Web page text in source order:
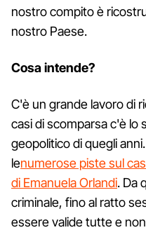
nostro compito è
nostro Paese.
Cosa intende?
C'è un grande lavoro di
casi di scomparsa c'è lo
geopolitico di quegli
lenumerose piste sul
di Emanuela Orlandi. Da
criminale, fino al ratto
essere valide tutte e